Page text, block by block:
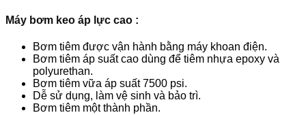
Máy bơm keo áp lực cao :
Bơm tiêm được vận hành bằng máy khoan điện.
Bơm tiêm áp suất cao dùng để tiêm nhựa epoxy và
polyurethan.
Bơm tiêm vữa áp suất 7500 psi.
Dễ sử dụng, làm vệ sinh và bảo trì.
Bơm tiêm một thành phần.